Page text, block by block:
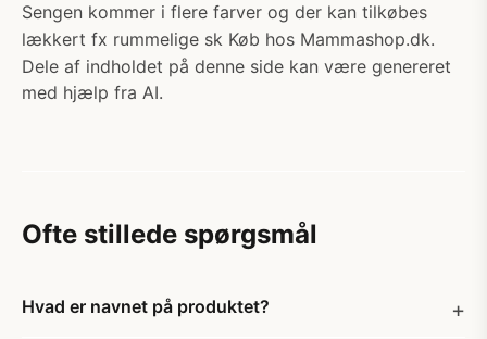
Sengen kommer i flere farver og der kan tilkøbes
lækkert fx rummelige sk Køb hos Mammashop.dk.
Dele af indholdet på denne side kan være genereret
med hjælp fra AI.
Ofte stillede spørgsmål
Hvad er navnet på produktet?